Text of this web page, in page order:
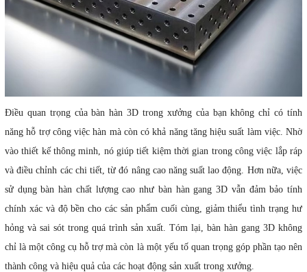
Điều quan trọng của bàn hàn 3D trong xưởng của bạn không chỉ có tính
năng hỗ trợ công việc hàn mà còn có khả năng tăng hiệu suất làm việc. Nhờ
vào thiết kế thông minh, nó giúp tiết kiệm thời gian trong công việc lắp ráp
và điều chỉnh các chi tiết, từ đó nâng cao năng suất lao động. Hơn nữa, việc
sử dụng bàn hàn chất lượng cao như bàn hàn gang 3D vẫn đảm bảo tính
chính xác và độ bền cho các sản phẩm cuối cùng, giảm thiểu tình trạng hư
hỏng và sai sót trong quá trình sản xuất. Tóm lại, bàn hàn gang 3D không
chỉ là một công cụ hỗ trợ mà còn là một yếu tố quan trọng góp phần tạo nên
thành công và hiệu quả của các hoạt động sản xuất trong xưởng.